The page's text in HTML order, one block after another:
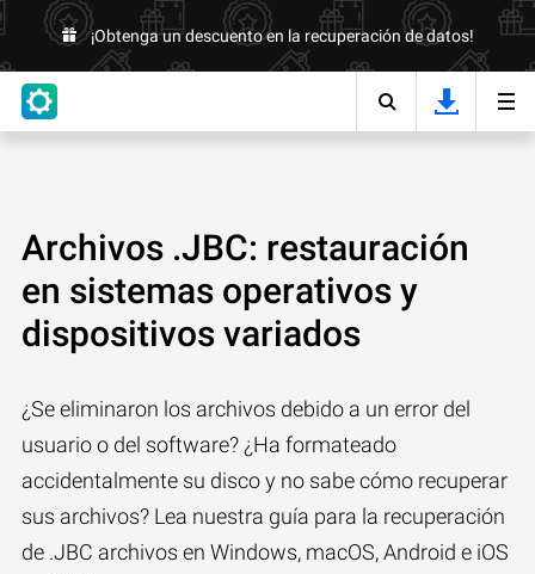
¡Obtenga un descuento en la recuperación de datos!
Archivos .JBC: restauración
en sistemas operativos y
dispositivos variados
¿Se eliminaron los archivos debido a un error del
usuario o del software? ¿Ha formateado
accidentalmente su disco y no sabe cómo recuperar
sus archivos? Lea nuestra guía para la recuperación
de .JBC archivos en Windows, macOS, Android e iOS